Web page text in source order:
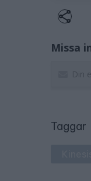
Missa
Taggar